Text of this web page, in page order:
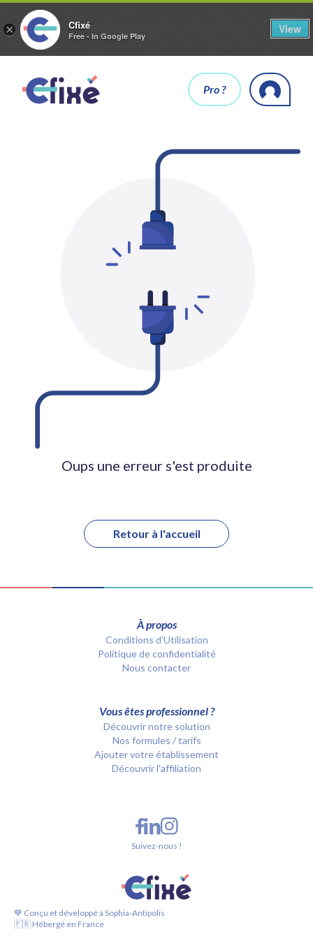
× Cfixé
Free - In Google Play
View
Pro ?
Oups une erreur s'est produite
Retour à l'accueil
À propos
Conditions d’Utilisation
Politique de confidentialité
Nous contacter
Vous êtes professionnel ?
Découvrir notre solution
Nos formules / tarifs
Ajouter votre établissement
Découvrir l'affiliation
💙 Conçu et développé à Sophia-Antipolis
🇫🇷 Hébergé en France
Suivez-nous !